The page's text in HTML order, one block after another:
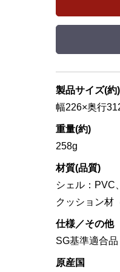
製品サイズ(約)
幅226×奥行
重量(約)
258g
材質(品質)
シェル：PVC
クッション材
仕様／その他
SG基準適合品
原産国